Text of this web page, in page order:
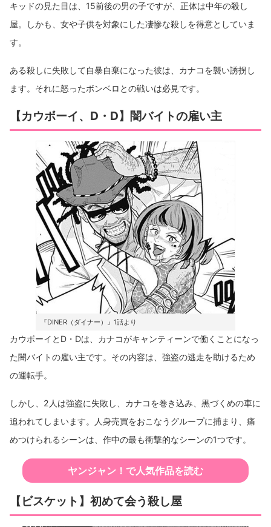
キッドの見た目は、15前後の男の子ですが、正体は中年の殺し
屋。しかも、女や子供を対象にした凄惨な殺しを得意としていま
す。
ある殺しに失敗して自暴自棄になった彼は、カナコを襲い誘拐し
ます。それに怒ったボンベロとの戦いは必見です。
【カウボーイ、D・D】闇バイトの雇い主
『DINER（ダイナー）』1話より
カウボーイとD・Dは、カナコがキャンティーンで働くことになっ
た闇バイトの雇い主です。その内容は、強盗の逃走を助けるため
の運転手。
しかし、2人は強盗に失敗し、カナコを巻き込み、黒づくめの車に
追われてしまいます。人身売買をおこなうグループに捕まり、痛
めつけられるシーンは、作中の最も衝撃的なシーンの1つです。
ヤンジャン！で人気作品を読む
【ビスケット】初めて会う殺し屋